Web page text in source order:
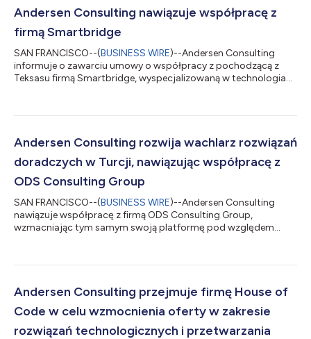
Andersen Consulting nawiązuje współpracę z
firmą Smartbridge
SAN FRANCISCO--(BUSINESS WIRE)--Andersen Consulting
informuje o zawarciu umowy o współpracy z pochodzącą z
Teksasu firmą Smartbridge, wyspecjalizowaną w technologiach
rozszerzyć ofertę usług w zakresie cyfrowej transformacji.
w szybszej realizacji cyfrowej transformacji i modernizacji w
drodze cyfrowych innowacji, z wykorzys...
Andersen Consulting rozwija wachlarz rozwiązań
doradczych w Turcji, nawiązując współpracę z
ODS Consulting Group
SAN FRANCISCO--(BUSINESS WIRE)--Andersen Consulting
nawiązuje współpracę z firmą ODS Consulting Group,
wzmacniając tym samym swoją platformę pod względem
Założona w 2008 r.ODS Consulting Group z siedzibą w Turcji
osiągnięcia rozwoju, pozyskania talentów i wykorzystania
możliwości inwestycyjnych w Turcji oraz na rynkach
międzynarodowych...
Andersen Consulting przejmuje firmę House of
Code w celu wzmocnienia oferty w zakresie
rozwiązań technologicznych i przetwarzania